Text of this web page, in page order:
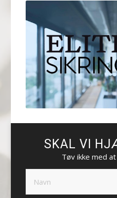
SKAL VI
Tøv ikke med